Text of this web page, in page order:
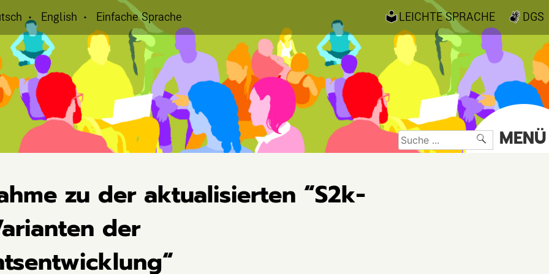
English Einfache Sprache DGS
LEICHTE SPRACHE
Suche
nach:
MENÜ
zu der aktualisierten “S2k-
der